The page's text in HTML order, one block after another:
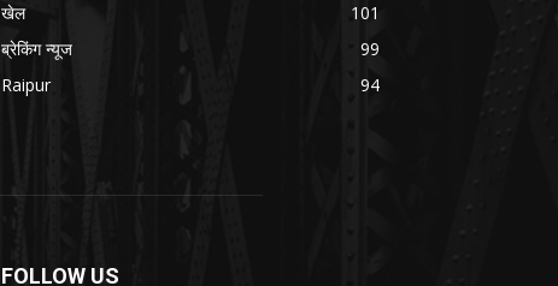
खेल
101
ब्रेकिंग न्यूज
99
Raipur
94
FOLLOW US